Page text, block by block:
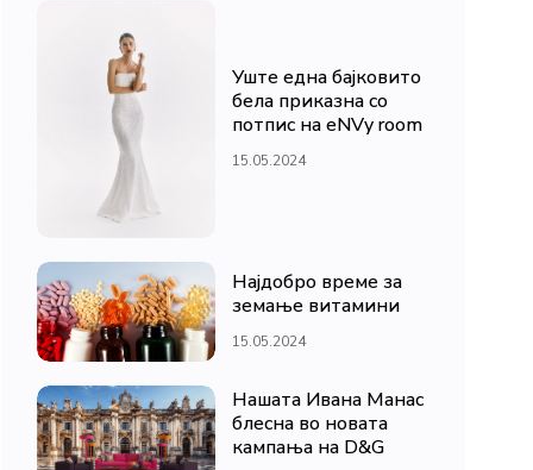
Уште една бајковито
бела приказна со
потпис на eNVy room
15.05.2024
Најдобро време за
земање витамини
15.05.2024
Нашата Ивана Манас
блесна во новата
кампања на D&G